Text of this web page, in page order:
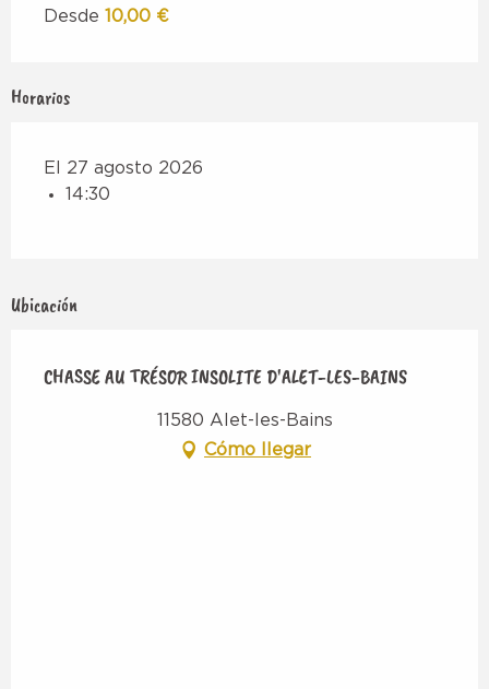
Desde 10,00 €
Horarios
El 27 agosto 2026
14:30
Ubicación
CHASSE AU TRÉSOR INSOLITE D'ALET-LES-BAINS
11580 Alet-les-Bains
Cómo llegar